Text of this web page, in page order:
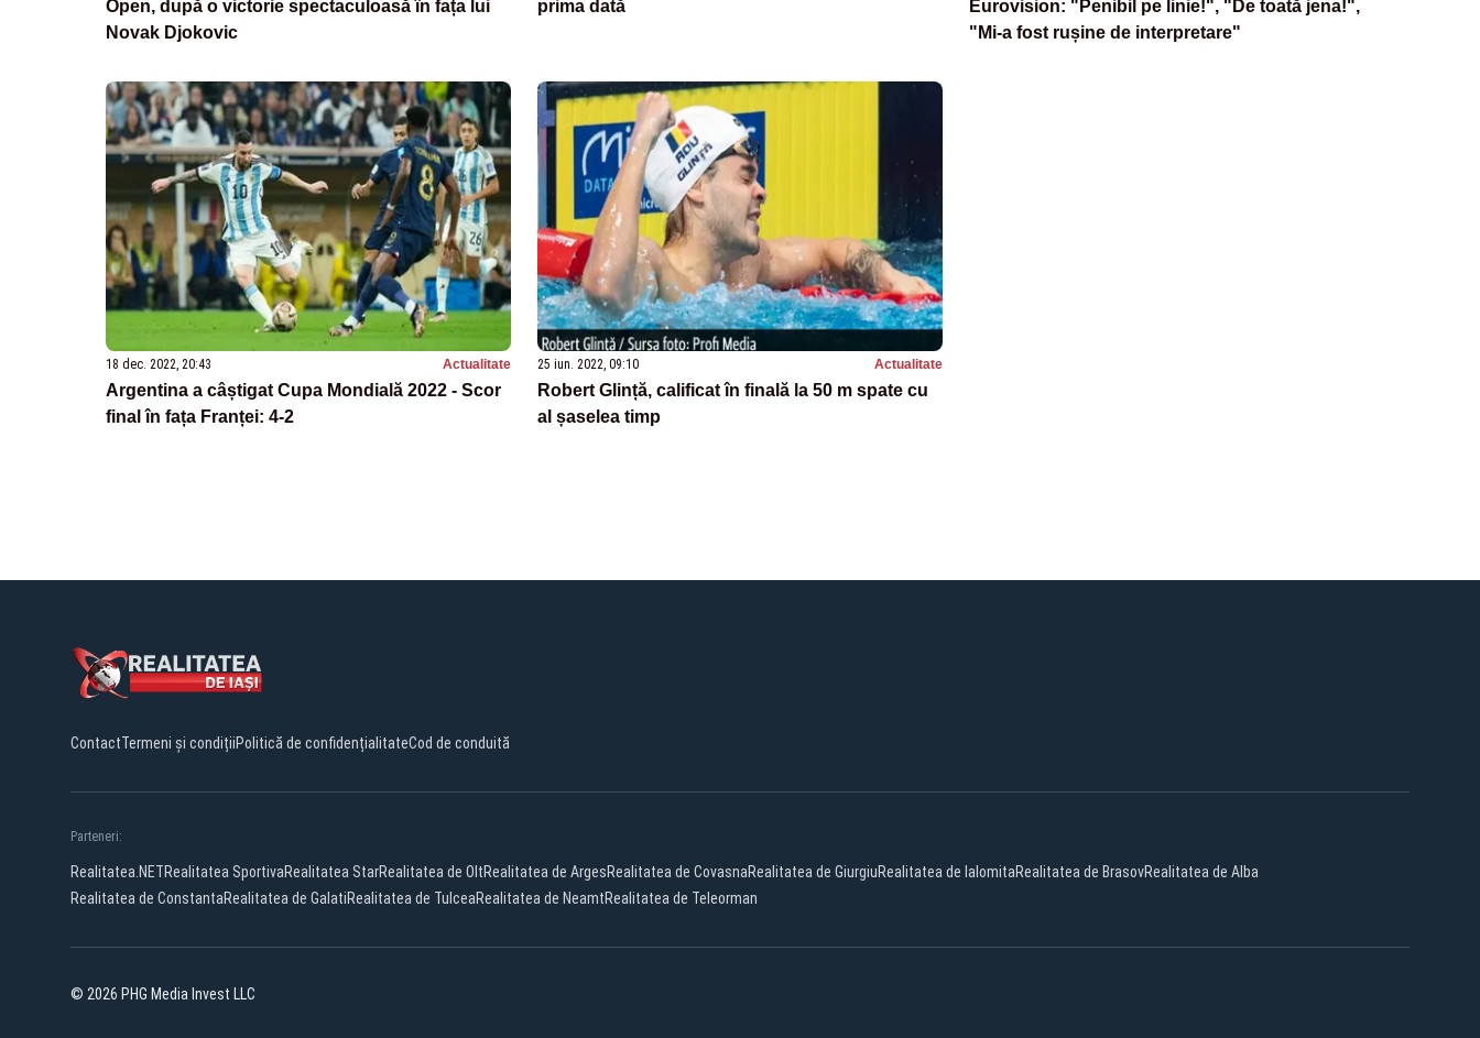
Open, după o victorie spectaculoasă în fața lui
Novak Djokovic
prima dată
Eurovision: "Penibil pe linie!", "De toată jena!",
"Mi-a fost rușine de interpretare"
18 dec. 2022, 20:43 Actualitate
Argentina a câștigat Cupa Mondială 2022 - Scor
final în fața Franței: 4-2
25 iun. 2022, 09:10 Actualitate
Robert Glință, calificat în finală la 50 m spate cu
al șaselea timp
ContactTermeni și condițiiPolitică de confidențialitateCod de conduită
Parteneri:
Realitatea.NETRealitatea SportivaRealitatea StarRealitatea de OltRealitatea de ArgesRealitatea de CovasnaRealitatea de GiurgiuRealitatea de IalomitaRealitatea de BrasovRealitatea de Alba
Realitatea de ConstantaRealitatea de GalatiRealitatea de TulceaRealitatea de NeamtRealitatea de Teleorman
© 2026 PHG Media Invest LLC